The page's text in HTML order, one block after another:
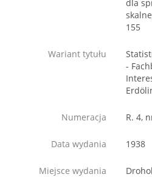
dla
155
Wariant tytułu
-
Numeracja R. 4,
Data wydania 1938
Miejsce wydania